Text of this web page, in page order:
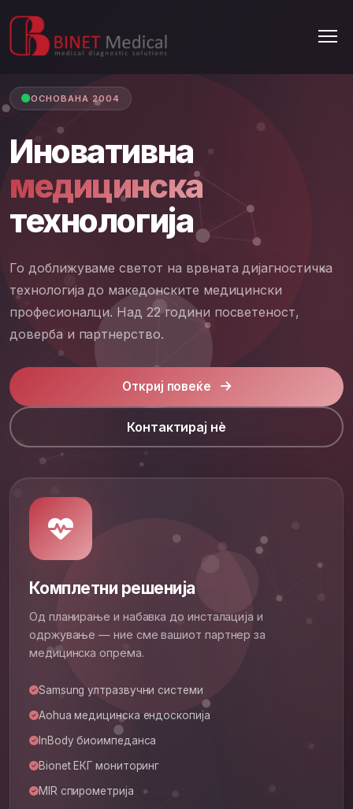
ОСНОВАНА 2004
Иновативна
медицинска
технологија
Го доближуваме светот на врвната дијагностичка
технологија до македонските медицински
професионалци. Над 22 години посветеност,
доверба и партнерство.
Откриј повеќе
Контактирај нè
Комплетни решенија
Од планирање и набавка до инсталација и
одржување — ние сме вашиот партнер за
медицинска опрема.
Samsung ултразвучни системи
Aohua медицинска ендоскопија
InBody биоимпеданса
Bionet ЕКГ мониторинг
MIR спирометрија